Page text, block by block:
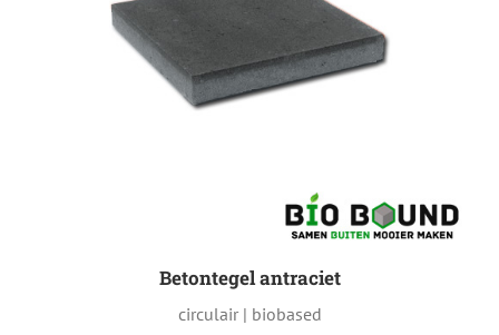
Betontegel antraciet
circulair | biobased